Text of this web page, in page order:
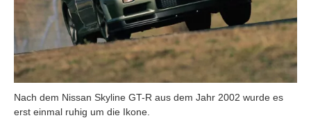
Nach dem Nissan Skyline GT-R aus dem Jahr 2002 wurde es
erst einmal ruhig um die Ikone.